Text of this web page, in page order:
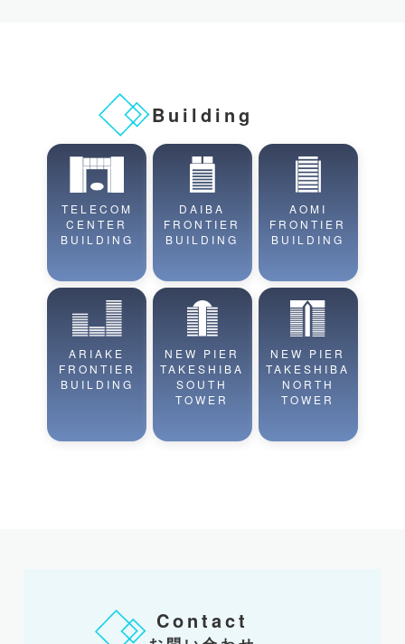
Building
TELECOM
CENTER
BUILDING
DAIBA
FRONTIER
BUILDING
AOMI
FRONTIER
BUILDING
ARIAKE
FRONTIER
BUILDING
NEW PIER
TAKESHIBA
SOUTH
TOWER
NEW PIER
TAKESHIBA
NORTH
TOWER
Contact